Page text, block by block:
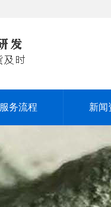
服务流程 新闻